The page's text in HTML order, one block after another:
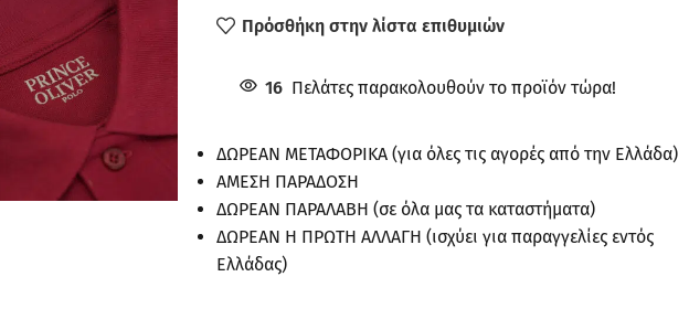
Πρόσθήκη στην λίστα επιθυμιών
16 Πελάτες παρακολουθούν το προϊόν τώρα!
ΔΩΡΕΑΝ ΜΕΤΑΦΟΡΙΚΑ (για όλες τις αγορές από την Ελλάδα)
ΑΜΕΣΗ ΠΑΡΑΔΟΣΗ
ΔΩΡΕΑΝ ΠΑΡΑΛΑΒΗ (σε όλα μας τα καταστήματα)
ΔΩΡΕΑΝ Η ΠΡΩΤΗ ΑΛΛΑΓΗ (ισχύει για παραγγελίες εντός
Ελλάδας)